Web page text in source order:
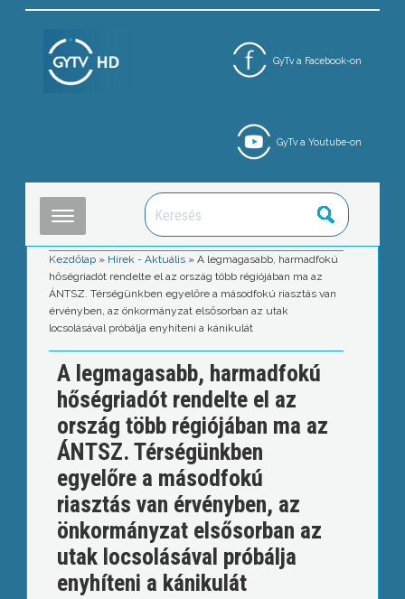
GyTv a Facebook-on
GyTv a Youtube-on
Kezdőlap » Hírek - Aktuális »A legmagasabb, harmadfokú
hőségriadót rendelte el az ország több régiójában ma az
ÁNTSZ. Térségünkben egyelőre a másodfokú riasztás van
érvényben, az önkormányzat elsősorban az utak
locsolásával próbálja enyhíteni a kánikulát
A legmagasabb, harmadfokú
hőségriadót rendelte el az
ország több régiójában ma az
ÁNTSZ. Térségünkben
egyelőre a másodfokú
riasztás van érvényben, az
önkormányzat elsősorban az
utak locsolásával próbálja
enyhíteni a kánikulát